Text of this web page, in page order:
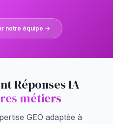
notre équipe →
Réponses IA
métiers
GEO adaptée à